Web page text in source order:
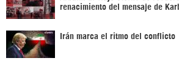
renacimiento del mensaje de
Irán marca el ritmo del conflicto